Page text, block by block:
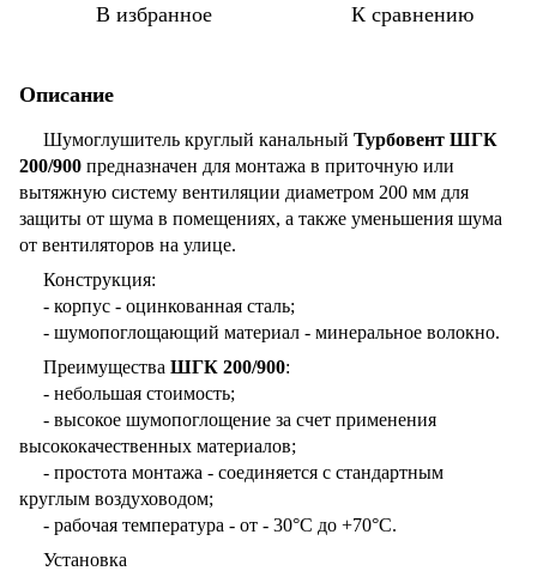
В избранное К сравнению
Описание
Шумоглушитель круглый канальный Турбовент ШГК
200/900 предназначен для монтажа в приточную или
вытяжную систему вентиляции диаметром 200 мм для
защиты от шума в помещениях, а также уменьшения шума
от вентиляторов на улице.
Конструкция:
- корпус - оцинкованная сталь;
- шумопоглощающий материал - минеральное волокно.
Преимущества ШГК 200/900:
- небольшая стоимость;
- высокое шумопоглощение за счет применения
высококачественных материалов;
- простота монтажа - соединяется с стандартным
круглым воздуховодом;
- рабочая температура - от - 30°С до +70°С.
Установка